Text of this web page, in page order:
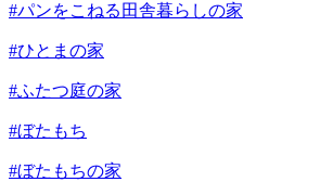
#パンをこねる田舎暮らしの家
#ひとまの家
#ふたつ庭の家
#ぼたもち
#ぼたもちの家